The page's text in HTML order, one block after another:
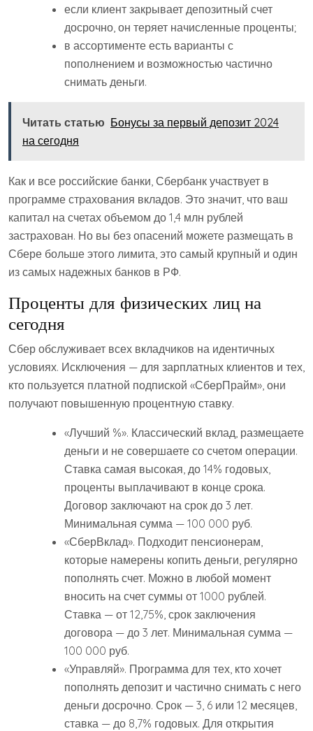
если клиент закрывает депозитный счет
досрочно, он теряет начисленные проценты;
в ассортименте есть варианты с
пополнением и возможностью частично
снимать деньги.
Читать статью Бонусы за первый депозит 2024
на сегодня
Как и все российские банки, Сбербанк участвует в
программе страхования вкладов. Это значит, что ваш
капитал на счетах объемом до 1,4 млн рублей
застрахован. Но вы без опасений можете размещать в
Сбере больше этого лимита, это самый крупный и один
из самых надежных банков в РФ.
Проценты для физических лиц на
сегодня
Сбер обслуживает всех вкладчиков на идентичных
условиях. Исключения — для зарплатных клиентов и тех,
кто пользуется платной подпиской «СберПрайм», они
получают повышенную процентную ставку.
«Лучший %». Классический вклад, размещаете
деньги и не совершаете со счетом операции.
Ставка самая высокая, до 14% годовых,
проценты выплачивают в конце срока.
Договор заключают на срок до 3 лет.
Минимальная сумма — 100 000 руб.
«СберВклад». Подходит пенсионерам,
которые намерены копить деньги, регулярно
пополнять счет. Можно в любой момент
вносить на счет суммы от 1000 рублей.
Ставка — от 12,75%, срок заключения
договора — до 3 лет. Минимальная сумма —
100 000 руб.
«Управляй». Программа для тех, кто хочет
пополнять депозит и частично снимать с него
деньги досрочно. Срок — 3, 6 или 12 месяцев,
ставка — до 8,7% годовых. Для открытия